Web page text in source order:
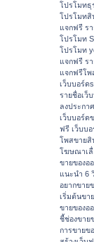
โปรโมทธุ
โปรโมทสิ
แจกฟรี ร
โปรโมท
โปรโมท
แจกฟรี รา
แจกฟรีโพ
เว็บบอร์ด
รายชื่อเว็
ลงประกา
เว็บบอร์ด
ฟรี เว็บบอ
โพสขายสิ
โฆษณาเลื่
ขายของอ
แนะนำ 6
อยากขาย
เริ่มต้นขา
ขายของอ
ชี้ช่องขาย
การขายข